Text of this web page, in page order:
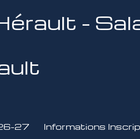
-
27 Informations